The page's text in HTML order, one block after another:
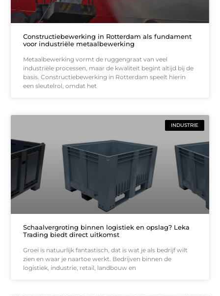
Constructiebewerking in Rotterdam als fundament
voor industriële metaalbewerking
Metaalbewerking vormt de ruggengraat van veel
industriële processen, maar de kwaliteit begint altijd bij de
basis. Constructiebewerking in Rotterdam speelt hierin
een sleutelrol, omdat het
INDUSTRIE
Schaalvergroting binnen logistiek en opslag? Leka
Trading biedt direct uitkomst
Groei is natuurlijk fantastisch, dat is wat je als bedrijf wilt
zien en waar je naartoe werkt. Bedrijven binnen de
logistiek, industrie, retail, landbouw en